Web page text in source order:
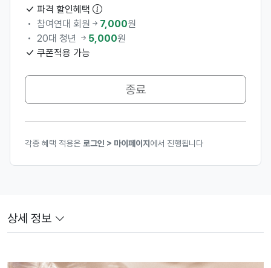
파격 할인혜택
참여연대 회원
7,000원
20대 청년
5,000원
쿠폰적용 가능
종료
각종 혜택 적용은 로그인 > 마이페이지 에서 진행됩니다
상세 정보